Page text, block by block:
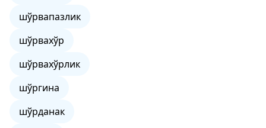
шўрвапазлик
шўрвахўр
шўрвахўрлик
шўргина
шўрданак